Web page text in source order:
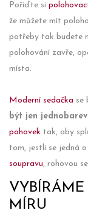
Pořiďte si
že můžete mít
potřeby tak budete
polohování zavře,
místa.
Moderní sedačka se
být jen
pohovek tak, aby
tom, jestli se jedná o
soupravu, rohovou
MÍRU